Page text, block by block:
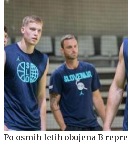
Po osmih letih obujena B